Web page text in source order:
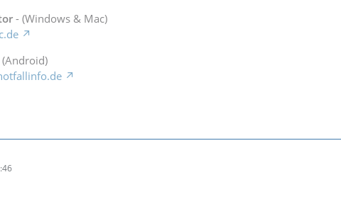
- (Windows & Mac)
(Android)